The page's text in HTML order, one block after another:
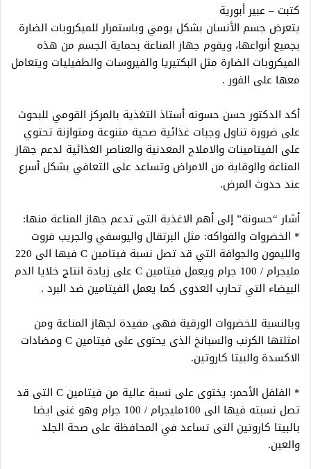
كتبت – عبير أبورية
يتعرض جسم الأنسان بشكل يومي وباستمرار للميكروبات الضارة
بجميع أنواعها، ويقوم جهاز المناعة بحماية الجسم من هذه
الميكروبات الضارة مثل البكتيريا والفيروسات والطفيليات ويتعامل
معها على الفور .
أكد الدكتور حسن حسونه أستاذ التغذية بالمركز القومي للبحوث
على ضرورة تناول وجبات غذائية صحية متنوعة ومتوازنة تحتوي
على الفيتامينات والاملاح المعدنية والعناصر الغذائية لدعم جهاز
المناعة والوقاية من الامراض وتساعد على التعافي بشكل أسرع
عند حدوث المرض.
أشار “حسونة” إلى أهم الاغذية التى تدعم جهاز المناعة منها:
* الخضروات والفواكه: مثل البرتقال واليوسفي والجريب فروت
والليمون والجوافة التي قد تصل نسبة فيتامين C فيها الى 220
مليجرام / 100 جرام ويعمل فيتامين C على زيادة انتاج خلايا الدم
البيضاء التي تحارب العدوى كما يعمل الفيتامين ضد البرد .
وبالنسبة للخضروات الورقية فهى مفيدة لجهاز المناعة ومن
امثلتها الكرنب والسبانخ الذى يحتوى على فيتامين C ومضادات
الاكسدة والبيتا كاروتين.
* الفلفل الأحمر: يختوى على نسبة عالية من فيتامين C التى قد
تصل نسبته فيها الى 100مليجرام / 100 جرام وهو غنى ايضا
بالبيتا كاروتين التى تساعد في المحافظة على صحة الجلد
والعين.